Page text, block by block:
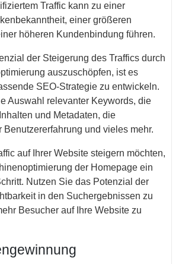
Traffic kann zu einer
einer größeren
höheren Kundenbindung führen.
der Steigerung des Traffics durch
auszuschöpfen, ist es
SEO-Strategie zu entwickeln.
Auswahl relevanter Keywords, die
und Metadaten, die
Benutzererfahrung und vieles mehr.
auf Ihrer Website steigern möchten,
der Homepage ein
Nutzen Sie das Potenzial der
in den Suchergebnissen zu
Besucher auf Ihre Website zu